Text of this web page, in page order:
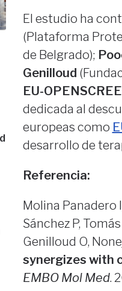
El estudio ha
(Plataforma
de Belgrado);
Genilloud
EU-
dedicada al
europeas como
desarrollo de
Referencia:
Molina Panadero
Sánchez P,
Genilloud O,
synergizes with
EMBO Mol Med.